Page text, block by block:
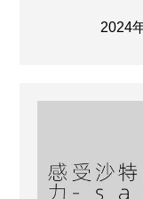
2024